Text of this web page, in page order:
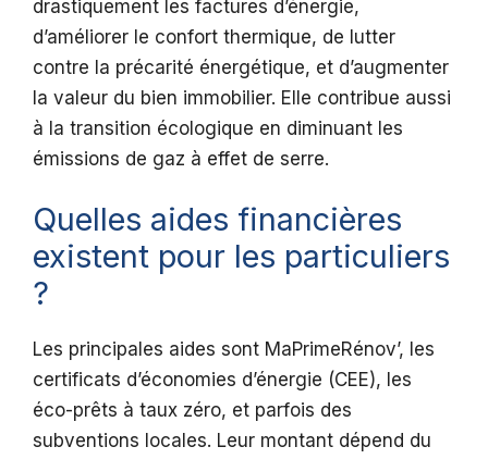
drastiquement les factures d’énergie,
d’améliorer le confort thermique, de lutter
contre la précarité énergétique, et d’augmenter
la valeur du bien immobilier. Elle contribue aussi
à la transition écologique en diminuant les
émissions de gaz à effet de serre.
Quelles aides financières
existent pour les particuliers
?
Les principales aides sont MaPrimeRénov’, les
certificats d’économies d’énergie (CEE), les
éco-prêts à taux zéro, et parfois des
subventions locales. Leur montant dépend du